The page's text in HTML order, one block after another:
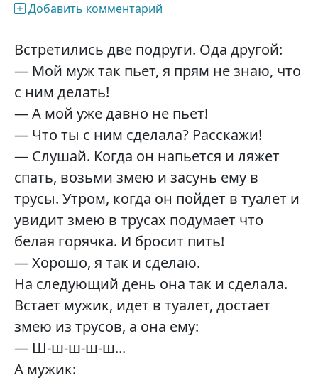
Добавить комментарий
Встретились две подруги. Ода другой:
— Мой муж так пьет, я прям не знаю, что
с ним делать!
— А мой уже давно не пьет!
— Что ты с ним сделала? Расскажи!
— Слушай. Когда он напьется и ляжет
спать, возьми змею и засунь ему в
трусы. Утром, когда он пойдет в туалет и
увидит змею в трусах подумает что
белая горячка. И бросит пить!
— Хорошо, я так и сделаю.
На следующий день она так и сделала.
Встает мужик, идет в туалет, достает
змею из трусов, а она ему:
— Ш-ш-ш-ш-ш...
А мужик: